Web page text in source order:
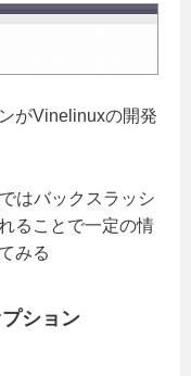
がVinelinuxの開発
はバックスラッシ
ることで一定の情
みる
ション